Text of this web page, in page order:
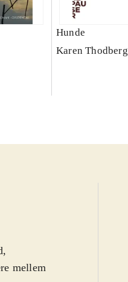
Hunde
Karen Thodberg
mellem